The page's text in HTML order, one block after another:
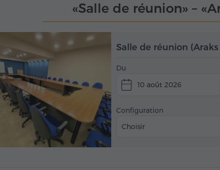
«Salle de réunion» –
Salle de réunion
Du
10 août 2026
Configuration
Choisir